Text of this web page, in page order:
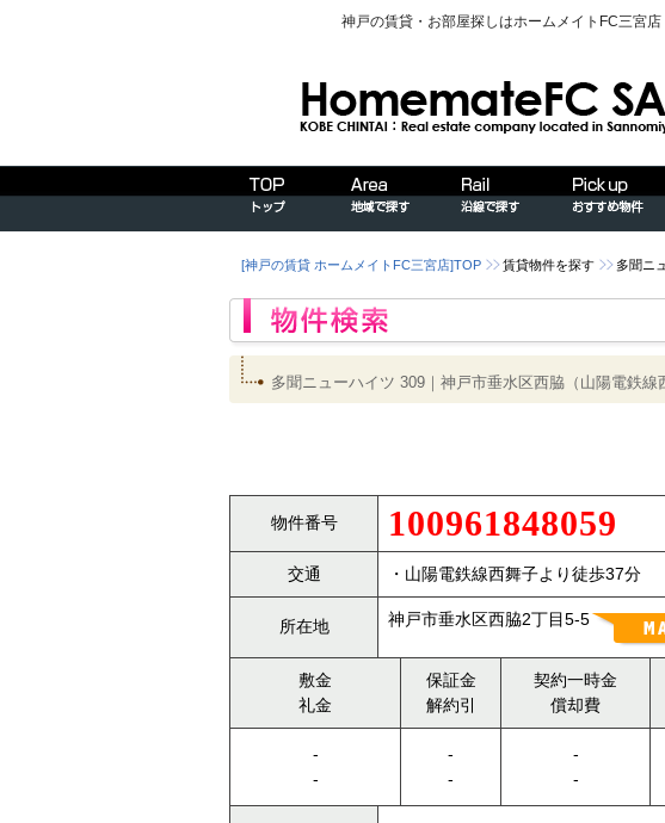
神戸の賃貸・お部屋探しはホームメイトFC三宮
[神戸の賃貸 ホームメイトFC三宮店]TOP 賃貸物件を探す 多聞ニ
多聞ニューハイツ 309｜神戸市垂水区西脇（山陽電鉄
物件番号 100961848059
交通 ・山陽電鉄線西舞子より徒歩37分
所在地 神戸市垂水区西脇2丁目5-5
敷金
礼金
保証金
解約引
契約一時金
償却費
-
-
-
-
-
-